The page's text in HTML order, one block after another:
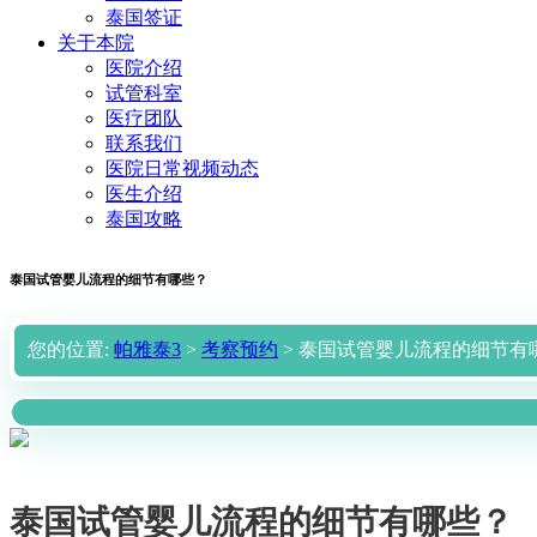
泰国签证
关于本院
医院介绍
试管科室
医疗团队
联系我们
医院日常视频动态
医生介绍
泰国攻略
泰国试管婴儿流程的细节有哪些？
您的位置: 帕雅泰3 > 考察预约 > 泰国试管婴儿流程的细节有
泰国试管婴儿流程的细节有哪些？